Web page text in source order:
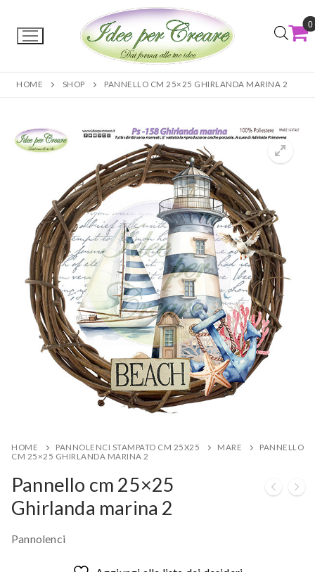
0
HOME SHOP PANNELLO CM 25×25 GHIRLANDA MARINA 2
HOME PANNOLENCI STAMPATO CM 25X25 MARE
PANNELLO
CM 25×25 GHIRLANDA MARINA 2
Pannello cm 25×25
Ghirlanda marina 2
Pannolenci